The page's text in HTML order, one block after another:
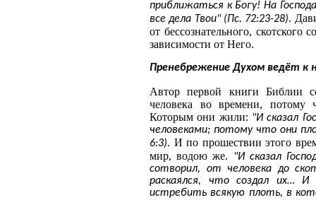
приближаться к Богу! На
все дела Твои" (Пс. 72:23-28).
от бессознательного, скотского
зависимости от Него.
Пренебрежение Духом ведёт к
Автор первой книги Библии
человека во времени, потому
Которым они жили: "И сказал
человеками; потому что они
6:3). И по прошествии этого
мир, водою же.
"И сказал
сотворил, от человека до
раскаялся, что создал их…
истребить всякую плоть, в